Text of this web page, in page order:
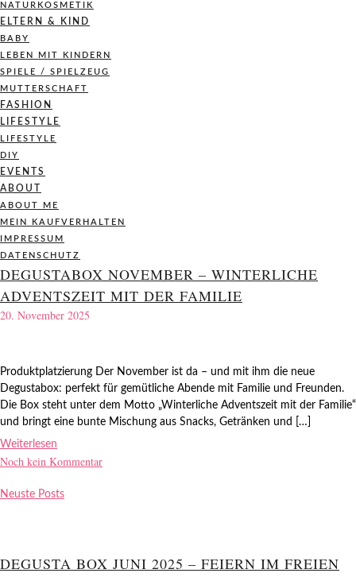
NATURKOSMETIK
ELTERN & KIND
BABY
LEBEN MIT KINDERN
SPIELE / SPIELZEUG
MUTTERSCHAFT
FASHION
LIFESTYLE
LIFESTYLE
DIY
EVENTS
ABOUT
ABOUT ME
MEIN KAUFVERHALTEN
IMPRESSUM
DATENSCHUTZ
DEGUSTABOX NOVEMBER – WINTERLICHE
ADVENTSZEIT MIT DER FAMILIE
20. November 2025
Produktplatzierung Der November ist da – und mit ihm die neue
Degustabox: perfekt für gemütliche Abende mit Familie und Freunden.
Die Box steht unter dem Motto „Winterliche Adventszeit mit der Familie“
und bringt eine bunte Mischung aus Snacks, Getränken und […]
Weiterlesen
Noch kein Kommentar
Neuste Posts
DEGUSTA BOX JUNI 2025 – FEIERN IM FREIEN